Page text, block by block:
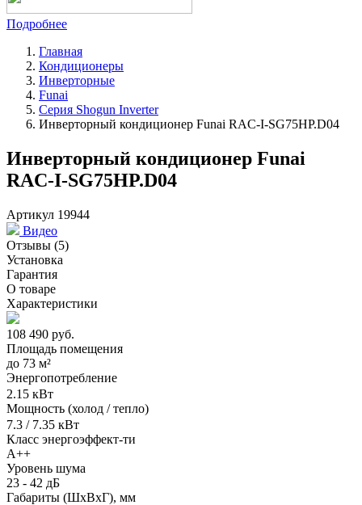
Подробнее
Главная
Кондиционеры
Инверторные
Funai
Серия Shogun Inverter
Инверторный кондиционер Funai RAC-I-SG75HP.D04
Инверторный кондиционер Funai
RAC-I-SG75HP.D04
Артикул 19944
Видео
Отзывы (5)
Установка
Гарантия
О товаре
Характеристики
108 490 руб.
Площадь помещения
до 73 м²
Энергопотребление
2.15 кВт
Мощность (холод / тепло)
7.3 / 7.35 кВт
Класс энергоэффект-ти
A++
Уровень шума
23 - 42 дБ
Габариты (ШxВxГ), мм